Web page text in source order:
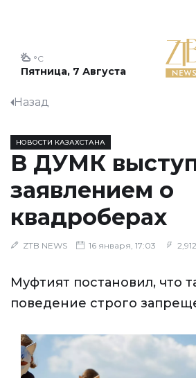
Пятница, 7 Августа
°C
Назад
НОВОСТИ КАЗАХСТАНА
В ДУМК
заявлением о
квадроберах
ZTB NEWS 16 января, 17:03 2,912
Муфтият постановил, что
поведение строго